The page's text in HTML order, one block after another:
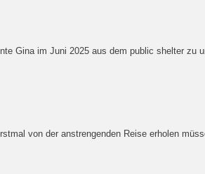
Gina im Juni 2025 aus dem public shelter zu
von der anstrengenden Reise erholen